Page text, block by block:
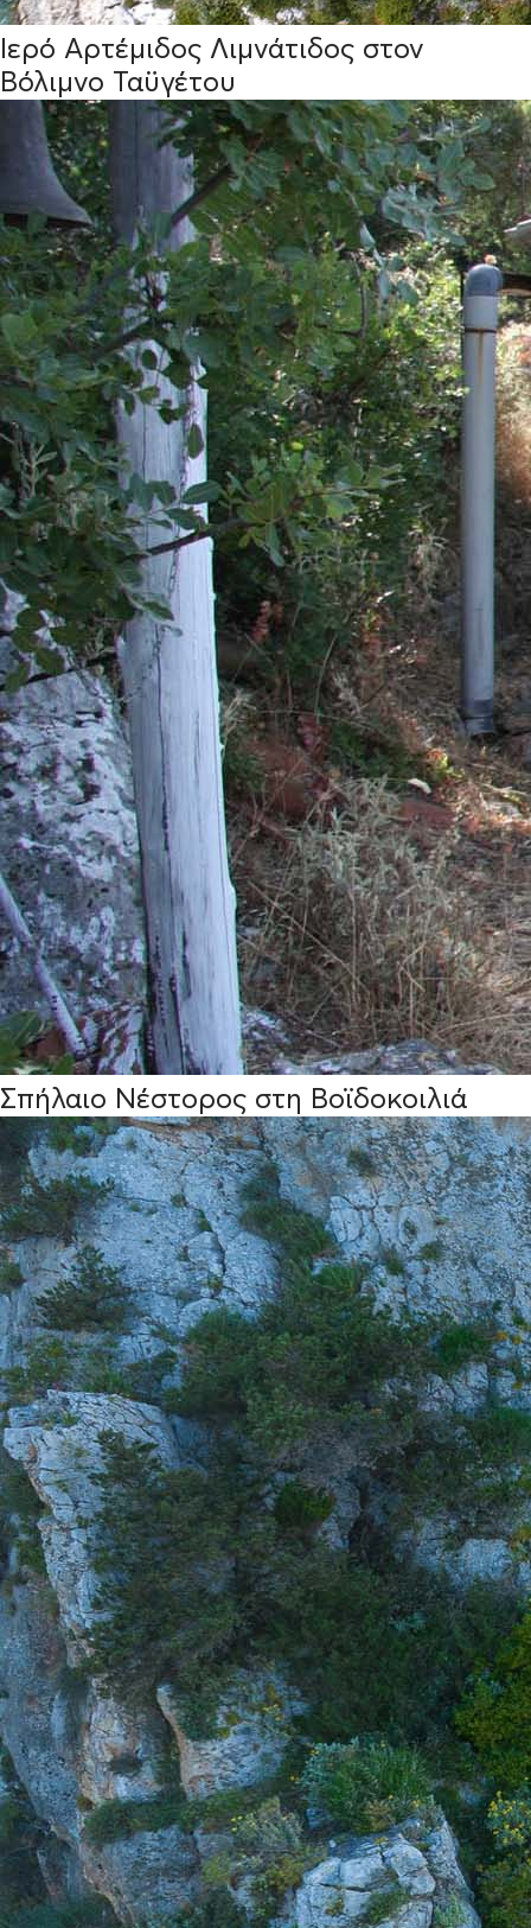
Ιερό Αρτέμιδος Λιμνάτιδος στον
Βόλιμνο Ταϋγέτου
Σπήλαιο Νέστορος στη Βοϊδοκοιλιά